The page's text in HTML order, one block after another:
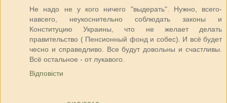
Не надо не у кого ничего "выдерать". Нужно, всего-
навсего, неукоснительно соблюдать законы и
Конституцию Украины, что не желает делать
правительство ( Пенсионный фонд и собес). И всё будет
чесно и справедливо. Все будут довольны и счастливы.
Всё остальное - от лукавого.
Відповісти